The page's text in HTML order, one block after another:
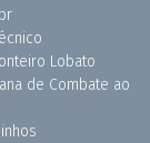
Lobato
de Combate ao